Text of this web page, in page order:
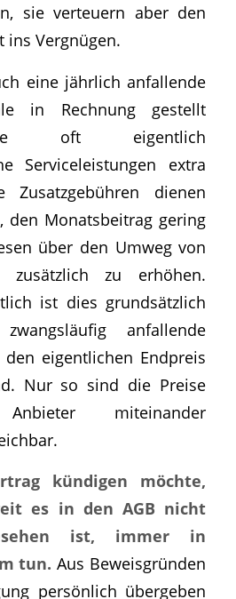
sie verteuern aber den
ins Vergnügen.
eine jährlich anfallende
in Rechnung gestellt
oft eigentlich
Serviceleistungen extra
Zusatzgebühren dienen
den Monatsbeitrag gering
über den Umweg von
zusätzlich zu erhöhen.
ist dies grundsätzlich
anfallende
eigentlichen Endpreis
Nur so sind die Preise
Anbieter miteinander
kündigen möchte,
es in den AGB nicht
ist, immer in
tun. Aus Beweisgründen
persönlich übergeben